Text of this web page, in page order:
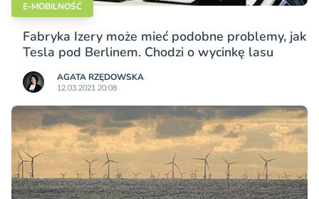
E-MOBILNOŚĆ
Fabryka Izery może mieć podobne problemy, jak
Tesla pod Berlinem. Chodzi o wycinkę lasu
AGATA RZĘDOWSKA
12.03.2021 20:08